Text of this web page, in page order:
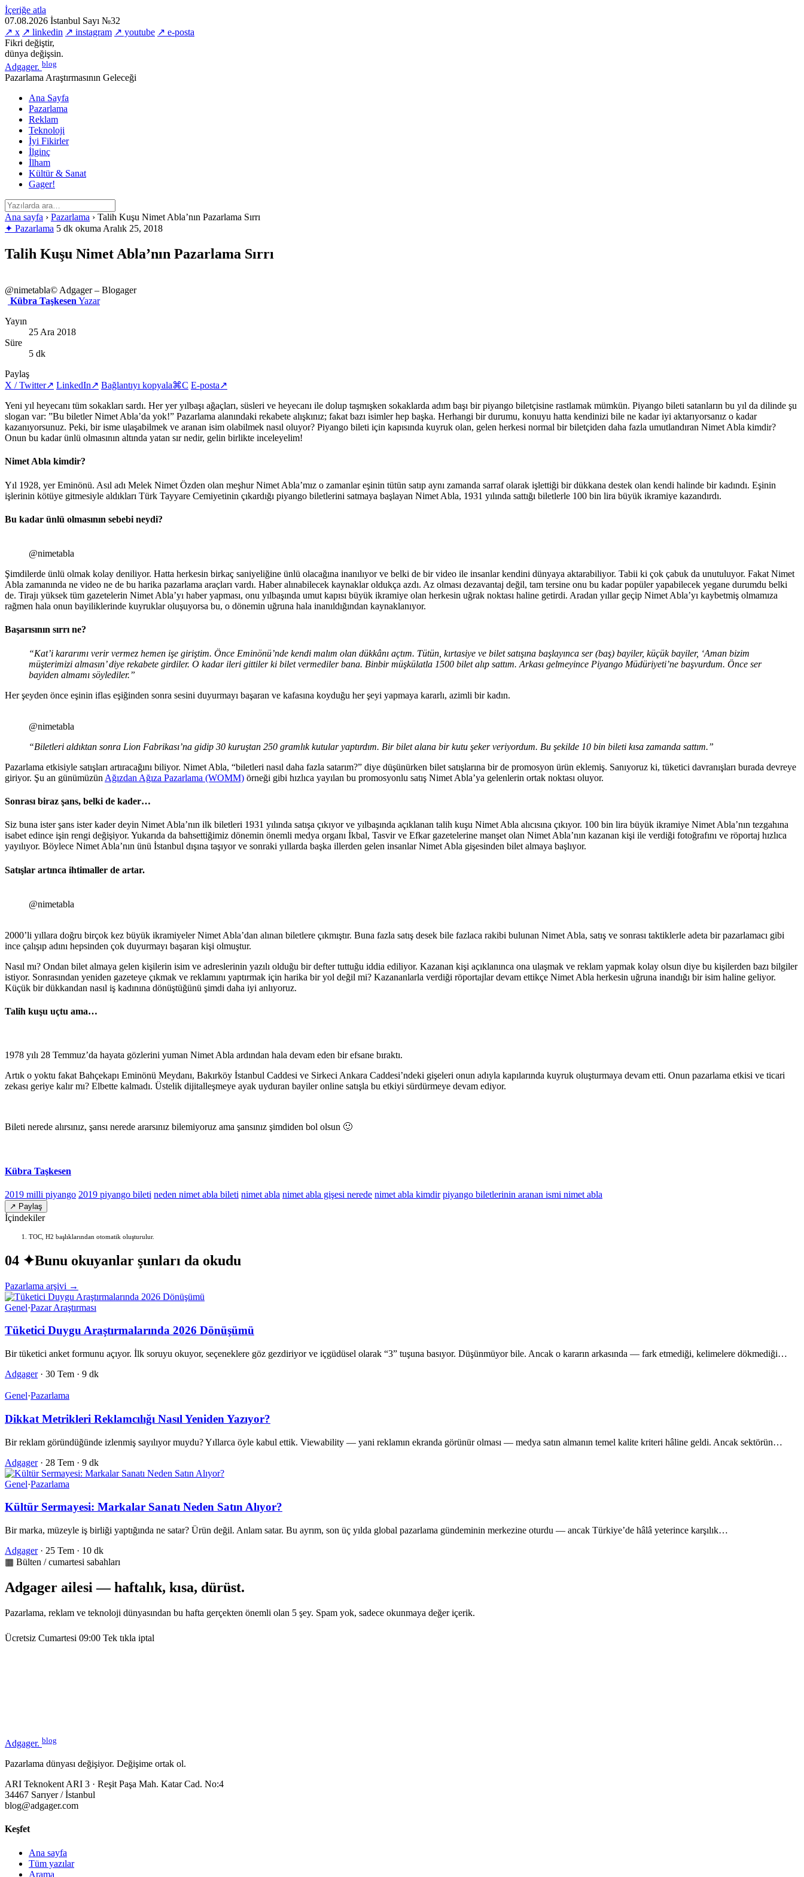
İçeriğe atla
07.08.2026 İstanbul Sayı №32
↗ x ↗ linkedin ↗ instagram ↗ youtube ↗ e-posta
Fikri değiştir,
dünya değişsin.
Adgager. blog
Pazarlama Araştırmasının Geleceği
Ana Sayfa
Pazarlama
Reklam
Teknoloji
İyi Fikirler
İlginç
İlham
Kültür & Sanat
Gager!
Ana sayfa › Pazarlama › Talih Kuşu Nimet Abla’nın Pazarlama Sırrı
✦ Pazarlama 5 dk okuma Aralık 25, 2018
Talih Kuşu Nimet Abla’nın Pazarlama Sırrı
@nimetabla© Adgager – Blogager
Kübra Taşkesen Yazar
Yayın
25 Ara 2018
Süre
5 dk
Paylaş
X / Twitter↗ LinkedIn↗ Bağlantıyı kopyala⌘C E-posta↗
Yeni yıl heyecanı tüm sokakları sardı. Her yer yılbaşı ağaçları, süsleri ve heyecanı ile dolup taşmışken sokaklarda adım başı bir piyango biletçisine rastlamak mümkün. Piyango bileti satanların bu yıl da dilinde şu
slogan var: ”Bu biletler Nimet Abla’da yok!” Pazarlama alanındaki rekabete alışkınız; fakat bazı isimler hep başka. Herhangi bir durumu, konuyu hatta kendinizi bile ne kadar iyi aktarıyorsanız o kadar
kazanıyorsunuz. Peki, bir isme ulaşabilmek ve aranan isim olabilmek nasıl oluyor? Piyango bileti için kapısında kuyruk olan, gelen herkesi normal bir biletçiden daha fazla umutlandıran Nimet Abla kimdir?
Onun bu kadar ünlü olmasının altında yatan sır nedir, gelin birlikte inceleyelim!
Nimet Abla kimdir?
Yıl 1928, yer Eminönü. Asıl adı Melek Nimet Özden olan meşhur Nimet Abla’mız o zamanlar eşinin tütün satıp aynı zamanda sarraf olarak işlettiği bir dükkana destek olan kendi halinde bir kadındı. Eşinin
işlerinin kötüye gitmesiyle aldıkları Türk Tayyare Cemiyetinin çıkardığı piyango biletlerini satmaya başlayan Nimet Abla, 1931 yılında sattığı biletlerle 100 bin lira büyük ikramiye kazandırdı.
Bu kadar ünlü olmasının sebebi neydi?
@nimetabla
Şimdilerde ünlü olmak kolay deniliyor. Hatta herkesin birkaç saniyeliğine ünlü olacağına inanılıyor ve belki de bir video ile insanlar kendini dünyaya aktarabiliyor. Tabii ki çok çabuk da unutuluyor. Fakat Nimet
Abla zamanında ne video ne de bu harika pazarlama araçları vardı. Haber alınabilecek kaynaklar oldukça azdı. Az olması dezavantaj değil, tam tersine onu bu kadar popüler yapabilecek yegane durumdu belki
de. Tirajı yüksek tüm gazetelerin Nimet Abla’yı haber yapması, onu yılbaşında umut kapısı büyük ikramiye olan herkesin uğrak noktası haline getirdi. Aradan yıllar geçip Nimet Abla’yı kaybetmiş olmamıza
rağmen hala onun bayiliklerinde kuyruklar oluşuyorsa bu, o dönemin uğruna hala inanıldığından kaynaklanıyor.
Başarısının sırrı ne?
“Kat’i kararımı verir vermez hemen işe giriştim. Önce Eminönü’nde kendi malım olan dükkânı açtım. Tütün, kırtasiye ve bilet satışına başlayınca ser (baş) bayiler, küçük bayiler, ‘Aman bizim
müşterimizi almasın’ diye rekabete girdiler. O kadar ileri gittiler ki bilet vermediler bana. Binbir müşkülatla 1500 bilet alıp sattım. Arkası gelmeyince Piyango Müdüriyeti’ne başvurdum. Önce ser
bayiden almamı söylediler.”
Her şeyden önce eşinin iflas eşiğinden sonra sesini duyurmayı başaran ve kafasına koyduğu her şeyi yapmaya kararlı, azimli bir kadın.
@nimetabla
“Biletleri aldıktan sonra Lion Fabrikası’na gidip 30 kuruştan 250 gramlık kutular yaptırdım. Bir bilet alana bir kutu şeker veriyordum. Bu şekilde 10 bin bileti kısa zamanda sattım.”
Pazarlama etkisiyle satışları artıracağını biliyor. Nimet Abla, “biletleri nasıl daha fazla satarım?” diye düşünürken bilet satışlarına bir de promosyon ürün eklemiş. Sanıyoruz ki, tüketici davranışları burada devreye
giriyor. Şu an günümüzün Ağızdan Ağıza Pazarlama (WOMM) örneği gibi hızlıca yayılan bu promosyonlu satış Nimet Abla’ya gelenlerin ortak noktası oluyor.
Sonrası biraz şans, belki de kader…
Siz buna ister şans ister kader deyin Nimet Abla’nın ilk biletleri 1931 yılında satışa çıkıyor ve yılbaşında açıklanan talih kuşu Nimet Abla alıcısına çıkıyor. 100 bin lira büyük ikramiye Nimet Abla’nın tezgahına
isabet edince işin rengi değişiyor. Yukarıda da bahsettiğimiz dönemin önemli medya organı İkbal, Tasvir ve Efkar gazetelerine manşet olan Nimet Abla’nın kazanan kişi ile verdiği fotoğrafını ve röportaj hızlıca
yayılıyor. Böylece Nimet Abla’nın ünü İstanbul dışına taşıyor ve sonraki yıllarda başka illerden gelen insanlar Nimet Abla gişesinden bilet almaya başlıyor.
Satışlar artınca ihtimaller de artar.
@nimetabla
2000’li yıllara doğru birçok kez büyük ikramiyeler Nimet Abla’dan alınan biletlere çıkmıştır. Buna fazla satış desek bile fazlaca rakibi bulunan Nimet Abla, satış ve sonrası taktiklerle adeta bir pazarlamacı gibi
ince çalışıp adını hepsinden çok duyurmayı başaran kişi olmuştur.
Nasıl mı? Ondan bilet almaya gelen kişilerin isim ve adreslerinin yazılı olduğu bir defter tuttuğu iddia ediliyor. Kazanan kişi açıklanınca ona ulaşmak ve reklam yapmak kolay olsun diye bu kişilerden bazı bilgiler
istiyor. Sonrasından yeniden gazeteye çıkmak ve reklamını yaptırmak için harika bir yol değil mi? Kazananlarla verdiği röportajlar devam ettikçe Nimet Abla herkesin uğruna inandığı bir isim haline geliyor.
Küçük bir dükkandan nasıl iş kadınına dönüştüğünü şimdi daha iyi anlıyoruz.
Talih kuşu uçtu ama…
1978 yılı 28 Temmuz’da hayata gözlerini yuman Nimet Abla ardından hala devam eden bir efsane bıraktı.
Artık o yoktu fakat Bahçekapı Eminönü Meydanı, Bakırköy İstanbul Caddesi ve Sirkeci Ankara Caddesi’ndeki gişeleri onun adıyla kapılarında kuyruk oluşturmaya devam etti. Onun pazarlama etkisi ve ticari
zekası geriye kalır mı? Elbette kalmadı. Üstelik dijitalleşmeye ayak uyduran bayiler online satışla bu etkiyi sürdürmeye devam ediyor.
Bileti nerede alırsınız, şansı nerede ararsınız bilemiyoruz ama şansınız şimdiden bol olsun 🙂
Kübra Taşkesen
2019 milli piyango 2019 piyango bileti neden nimet abla bileti nimet abla nimet abla gişesi nerede nimet abla kimdir piyango biletlerinin aranan ismi nimet abla
↗ Paylaş
İçindekiler
TOC, H2 başlıklarından otomatik oluşturulur.
04 ✦Bunu okuyanlar şunları da okudu
Pazarlama arşivi →
Genel·Pazar Araştırması
Tüketici Duygu Araştırmalarında 2026 Dönüşümü
Bir tüketici anket formunu açıyor. İlk soruyu okuyor, seçeneklere göz gezdiriyor ve içgüdüsel olarak “3” tuşuna basıyor. Düşünmüyor bile. Ancak o kararın arkasında — fark etmediği, kelimelere dökmediği…
Adgager · 30 Tem · 9 dk
Genel·Pazarlama
Dikkat Metrikleri Reklamcılığı Nasıl Yeniden Yazıyor?
Bir reklam göründüğünde izlenmiş sayılıyor muydu? Yıllarca öyle kabul ettik. Viewability — yani reklamın ekranda görünür olması — medya satın almanın temel kalite kriteri hâline geldi. Ancak sektörün…
Adgager · 28 Tem · 9 dk
Genel·Pazarlama
Kültür Sermayesi: Markalar Sanatı Neden Satın Alıyor?
Bir marka, müzeyle iş birliği yaptığında ne satar? Ürün değil. Anlam satar. Bu ayrım, son üç yılda global pazarlama gündeminin merkezine oturdu — ancak Türkiye’de hâlâ yeterince karşılık…
Adgager · 25 Tem · 10 dk
▦ Bülten / cumartesi sabahları
Adgager ailesi — haftalık, kısa, dürüst.
Pazarlama, reklam ve teknoloji dünyasından bu hafta gerçekten önemli olan 5 şey. Spam yok, sadece okunmaya değer içerik.
Ücretsiz Cumartesi 09:00 Tek tıkla iptal
Adgager. blog
Pazarlama dünyası değişiyor. Değişime ortak ol.
ARI Teknokent ARI 3 · Reşit Paşa Mah. Katar Cad. No:4
34467 Sarıyer / İstanbul
blog@adgager.com
Keşfet
Ana sayfa
Tüm yazılar
Arama